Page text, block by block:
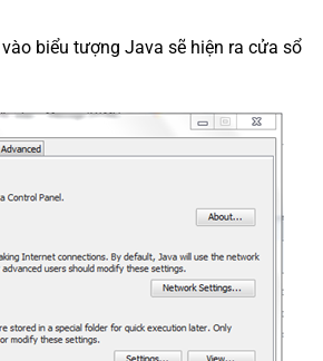
biểu tượng Java sẽ hiện ra cửa sổ